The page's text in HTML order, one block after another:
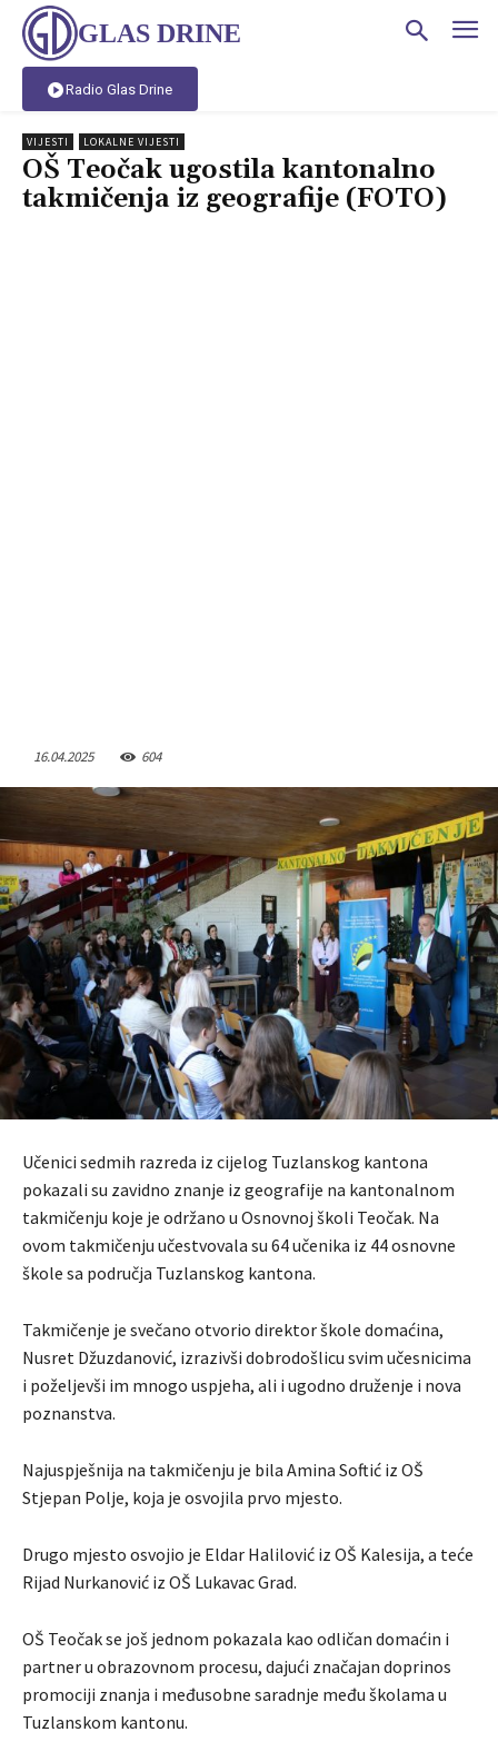
GLAS DRINE
Radio Glas Drine
VIJESTI LOKALNE VIJESTI
OŠ Teočak ugostila kantonalno
takmičenja iz geografije (FOTO)
16.04.2025 604
Učenici sedmih razreda iz cijelog Tuzlanskog kantona
pokazali su zavidno znanje iz geografije na kantonalnom
takmičenju koje je održano u Osnovnoj školi Teočak. Na
ovom takmičenju učestvovala su 64 učenika iz 44 osnovne
škole sa područja Tuzlanskog kantona.
Takmičenje je svečano otvorio direktor škole domaćina,
Nusret Džuzdanović, izrazivši dobrodošlicu svim učesnicima
i poželjevši im mnogo uspjeha, ali i ugodno druženje i nova
poznanstva.
Najuspješnija na takmičenju je bila Amina Softić iz OŠ
Stjepan Polje, koja je osvojila prvo mjesto.
Drugo mjesto osvojio je Eldar Halilović iz OŠ Kalesija, a teće
Rijad Nurkanović iz OŠ Lukavac Grad.
OŠ Teočak se još jednom pokazala kao odličan domaćin i
partner u obrazovnom procesu, dajući značajan doprinos
promociji znanja i međusobne saradnje među školama u
Tuzlanskom kantonu.